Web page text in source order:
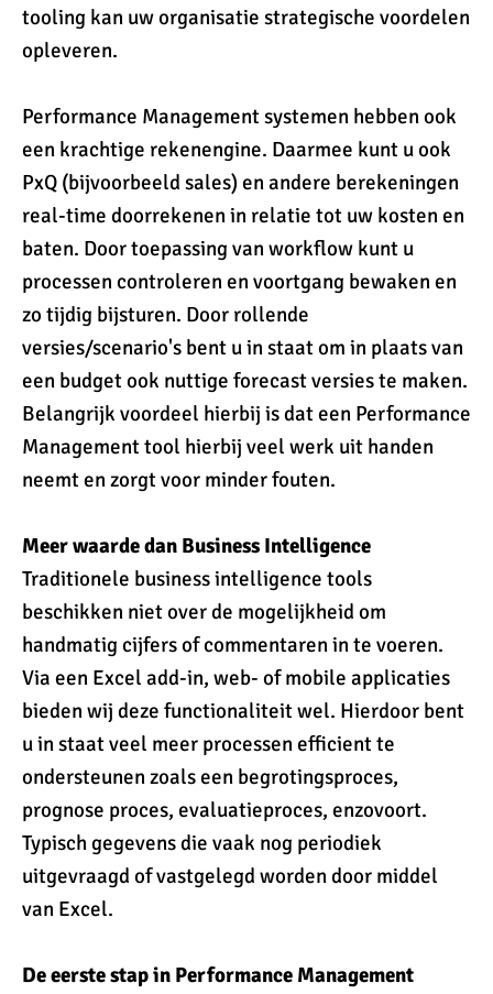
tooling kan uw organisatie strategische voordelen
opleveren.
Performance Management systemen hebben ook
een krachtige rekenengine. Daarmee kunt u ook
PxQ (bijvoorbeeld sales) en andere berekeningen
real-time doorrekenen in relatie tot uw kosten en
baten. Door toepassing van workflow kunt u
processen controleren en voortgang bewaken en
zo tijdig bijsturen. Door rollende
versies/scenario's bent u in staat om in plaats van
een budget ook nuttige forecast versies te maken.
Belangrijk voordeel hierbij is dat een Performance
Management tool hierbij veel werk uit handen
neemt en zorgt voor minder fouten.
Meer waarde dan Business Intelligence
Traditionele business intelligence tools
beschikken niet over de mogelijkheid om
handmatig cijfers of commentaren in te voeren.
Via een Excel add-in, web- of mobile applicaties
bieden wij deze functionaliteit wel. Hierdoor bent
u in staat veel meer processen efficient te
ondersteunen zoals een begrotingsproces,
prognose proces, evaluatieproces, enzovoort.
Typisch gegevens die vaak nog periodiek
uitgevraagd of vastgelegd worden door middel
van Excel.
De eerste stap in Performance Management